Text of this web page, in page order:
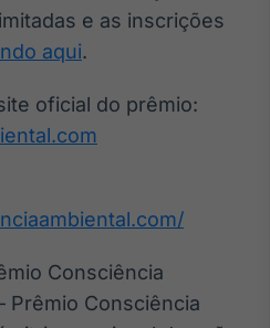
e as inscrições
aqui.
oficial do prêmio:
Consciência
Prêmio Consciência